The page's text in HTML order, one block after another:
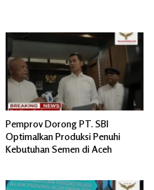
Pemprov Dorong PT. SBI
Optimalkan Produksi Penuhi
Kebutuhan Semen di Aceh